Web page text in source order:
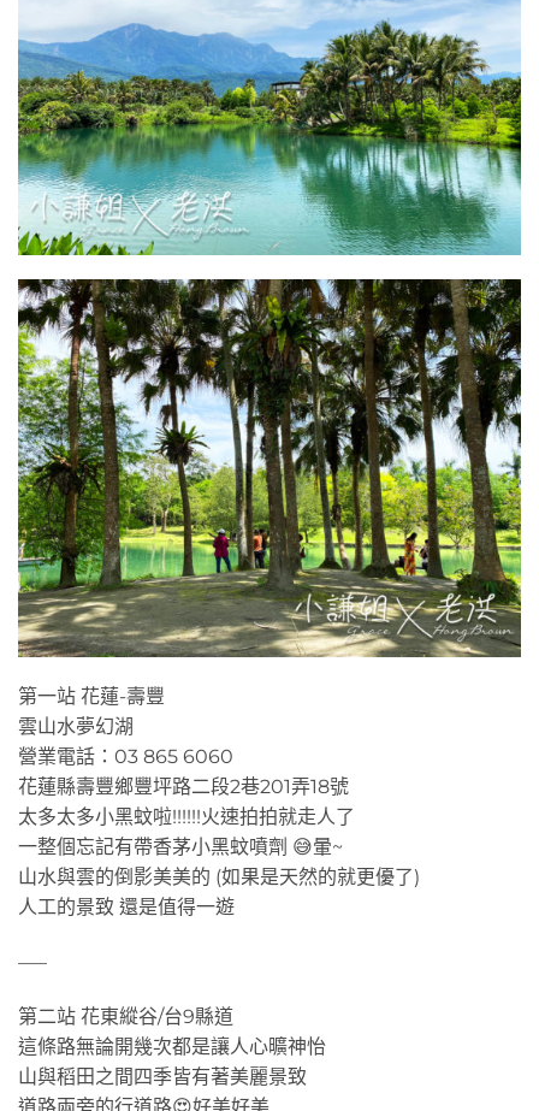
第一站 花蓮-壽豐
雲山水夢幻湖
營業電話：03 865 6060
花蓮縣壽豐鄉豐坪路二段2巷201弄18號
太多太多小黑蚊啦!!!!!!火速拍拍就走人了
一整個忘記有帶香茅小黑蚊噴劑 😅暈~
山水與雲的倒影美美的 (如果是天然的就更優了)
人工的景致 還是值得一遊
—–
第二站 花東縱谷/台9縣道
這條路無論開幾次都是讓人心曠神怡
山與稻田之間四季皆有著美麗景致